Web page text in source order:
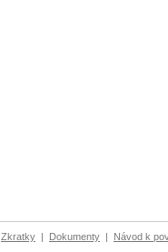
Zkratky | Dokumenty | Návod k